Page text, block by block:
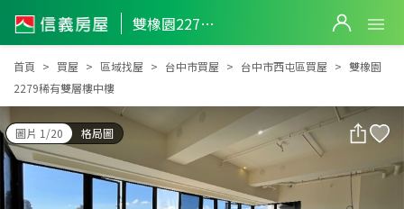
雙橡園2279稀有雙層樓中樓
雙橡園2279稀有雙層樓中樓
首頁 買屋 區域找屋 台中市買屋 台中市西屯區買屋
雙橡園
2279稀有雙層樓中樓
圖片 1/20 格局圖